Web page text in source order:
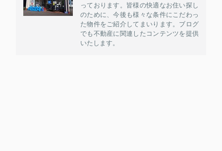
っております。皆様の快適なお住い探し
のために、今後も様々な条件にこだわっ
た物件をご紹介してまいります。ブログ
でも不動産に関連したコンテンツを提供
いたします。